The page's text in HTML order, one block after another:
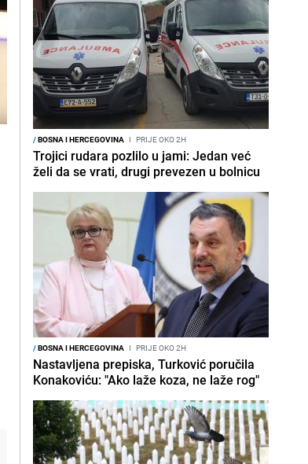
/BOSNA I HERCEGOVINA I PRIJE OKO 2H
Trojici rudara pozlilo u jami: Jedan već
želi da se vrati, drugi prevezen u bolnicu
/BOSNA I HERCEGOVINA I PRIJE OKO 2H
Nastavljena prepiska, Turković poručila
Konakoviću: "Ako laže koza, ne laže rog"